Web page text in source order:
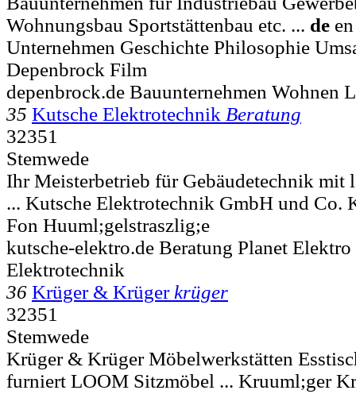
Wohnungsbau Sportstättenbau etc. ... de
Unternehmen Geschichte Philosophie
Depenbrock Film
depenbrock.de Bauunternehmen Wohnen
35 Kutsche Elektrotechnik Beratung
32351
Stemwede
Ihr Meisterbetrieb für Gebäudetechnik mit
... Kutsche Elektrotechnik GmbH und Co.
Fon Huuml;gelstraszlig;e
kutsche-elektro.de Beratung Planet
Elektrotechnik
36 Krüger & Krüger krüger
32351
Stemwede
Krüger & Krüger Möbelwerkstätten
furniert LOOM Sitzmöbel ... Kruuml;ger